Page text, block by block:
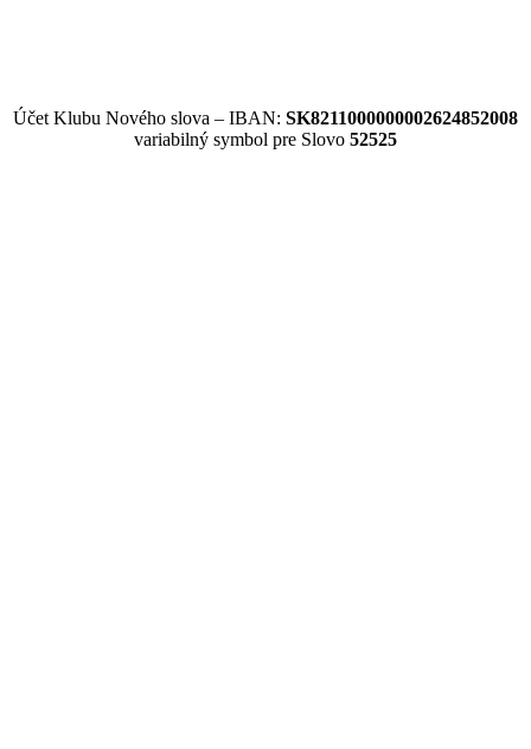
Účet Klubu Nového slova – IBAN: SK8211000000002624852008
variabilný symbol pre Slovo 52525